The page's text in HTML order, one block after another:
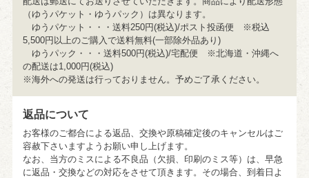
（ゆうパケット・ゆうパック）は異なります。
ゆうパケット・・・送料250円(税込)/ポスト投函便 ※税込
5,500円以上のご購入で送料無料(一部除外品あり)
ゆうパック・・・送料500円(税込)/宅配便 ※北海道・沖縄へ
の配送は1,000円(税込)
※海外への発送は行っておりません。予めご了承ください。
返品について
お客様のご都合による返品、交換や原稿確定後のキャンセルはご
容赦下さいますようお願い申し上げます。
なお、当方のミスによる不良品（欠損、印刷のミス等）は、早急
に返品・交換などの対応をさせて頂きます。その場合、到着日よ